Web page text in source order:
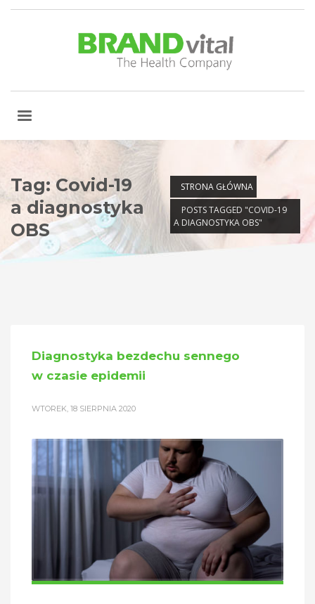
STRONA GŁÓWNA
POSTS TAGGED "COVID-19
A DIAGNOSTYKA OBS"
Tag: Covid-19
a diagnostyka
OBS
Diagnostyka bezdechu sennego
w czasie epidemii
WTOREK, 18 SIERPNIA 2020